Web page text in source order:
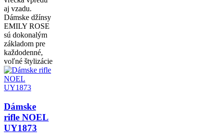
aj vzadu.
Dámske džínsy
EMILY ROSE
sú dokonalým
základom pre
každodenné,
voľné štylizácie
Dámske
rifle NOEL
UY1873